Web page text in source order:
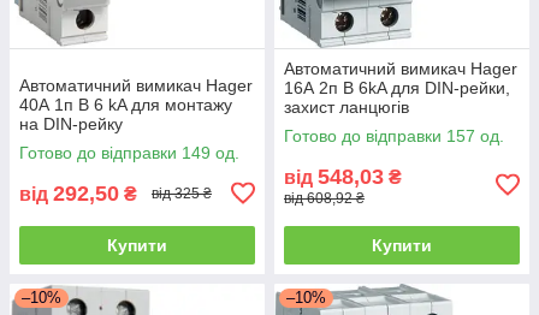
Автоматичний вимикач Hager
40А 1п B 6 kA для монтажу
на DIN-рейку
Готово до відправки 149 од.
від 292,50 ₴ від 325 ₴
Купити
Автоматичний вимикач Hager
16А 2п B 6kA для DIN-рейки,
захист ланцюгів
Готово до відправки 157 од.
від 548,03 ₴
від 608,92 ₴
Купити
–10% –10%